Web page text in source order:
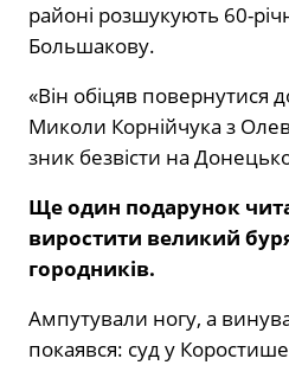
районі розшукують 60-
Большакову.
«Він обіцяв повернутися
Миколи Корнійчука з
зник безвісти на
Ще один подарунок
виростити великий
городників.
Ампутували ногу, а
покаявся: суд у